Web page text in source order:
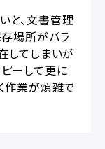
と、文書管理
存場所がバラ
してしまいが
ーして更に
作業が煩雑で